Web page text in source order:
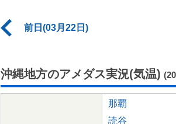
前日(03月22日)
沖縄地方のアメダス実況(気温)
那覇
読谷